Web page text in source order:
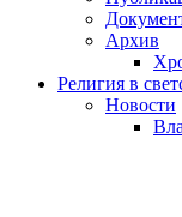
Архив
Религия в
Новости